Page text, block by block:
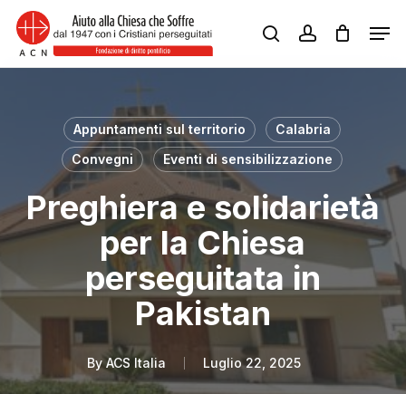
Skip
main
searchaccount
Appuntamenti sul territorio
Calabria
Convegni
Eventi di sensibilizzazione
Preghiera e solidarietà
per la Chiesa
perseguitata in
Pakistan
By ACS Italia Luglio 22, 2025